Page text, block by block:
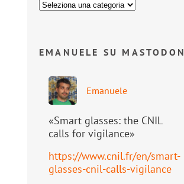
EMANUELE SU MASTODON
Emanuele
«Smart glasses: the CNIL
calls for vigilance»
https://www.cnil.fr/en/smart-
glasses-cnil-calls-vigilance